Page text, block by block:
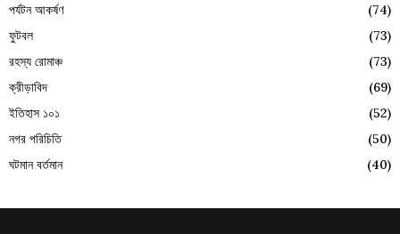
পর্যটন আকর্ষণ
(74)
ফুটবল
(73)
রহস্য রোমাঞ্চ
(73)
ক্রীড়াবিদ
(69)
ইতিহাস ১০১
(52)
নগর পরিচিতি
(50)
ঘটমান বর্তমান
(40)